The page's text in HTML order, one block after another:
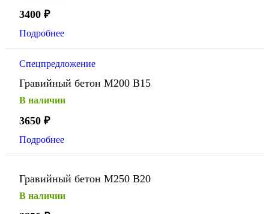
3400 ₽
Подробнее
Спецпредложение
Гравийный бетон М200 В15
В наличии
3650 ₽
Подробнее
Гравийный бетон М250 В20
В наличии